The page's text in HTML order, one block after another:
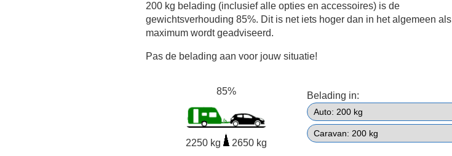
200 kg belading (inclusief alle opties en accessoires) is de
gewichtsverhouding 85%. Dit is net iets hoger dan in het algemeen als
maximum wordt geadviseerd.
Pas de belading aan voor jouw situatie!
85%
2250 kg 2650 kg
Belading in: